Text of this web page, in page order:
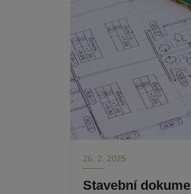
26. 2. 2025
Stavební